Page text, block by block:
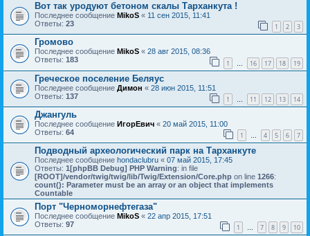
Вот так уродуют бетоном скалы Тарханкута !
Последнее сообщение MikoS « 11 сен 2015, 11:41
Ответы: 23 1 2 3
Громово
Последнее сообщение MikoS « 28 авг 2015, 08:36
Ответы: 183 1 16 17 18 19
Греческое поселение Беляус
Последнее сообщение Димон « 28 июн 2015, 11:51
Ответы: 137 1 11 12 13 14
Джангуль
Последнее сообщение ИгорЕвич « 20 май 2015, 11:00
Ответы: 64 1 4 5 6 7
Подводный археологический парк на Тарханкуте
Последнее сообщение hondaclubru « 07 май 2015, 17:45
Ответы: 1[phpBB Debug] PHP Warning: in file
[ROOT]/vendor/twig/twig/lib/Twig/Extension/Core.php on line 1266:
count(): Parameter must be an array or an object that implements
Countable
Порт "Черноморнефтегаза"
Последнее сообщение MikoS « 22 апр 2015, 17:51
Ответы: 97 1 7 8 9 10